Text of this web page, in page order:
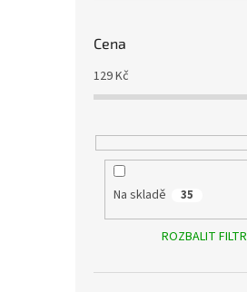
Cena
129Kč
Na skladě 35
ROZBALIT FILTR